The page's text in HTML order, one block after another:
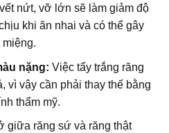
nứt, vỡ lớn sẽ làm giảm độ
khi ăn nhai và có thể gây
miệng.
nặng: Việc tẩy trắng răng
vì vậy cần phải thay thế bằng
thẩm mỹ.
giữa răng sứ và răng thật